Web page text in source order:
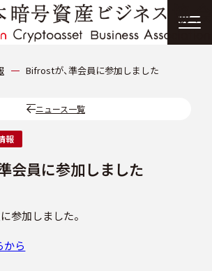
Bifrostが、準会員に参加しました
ニュース一覧
報
会員に参加しました
参加しました。
から